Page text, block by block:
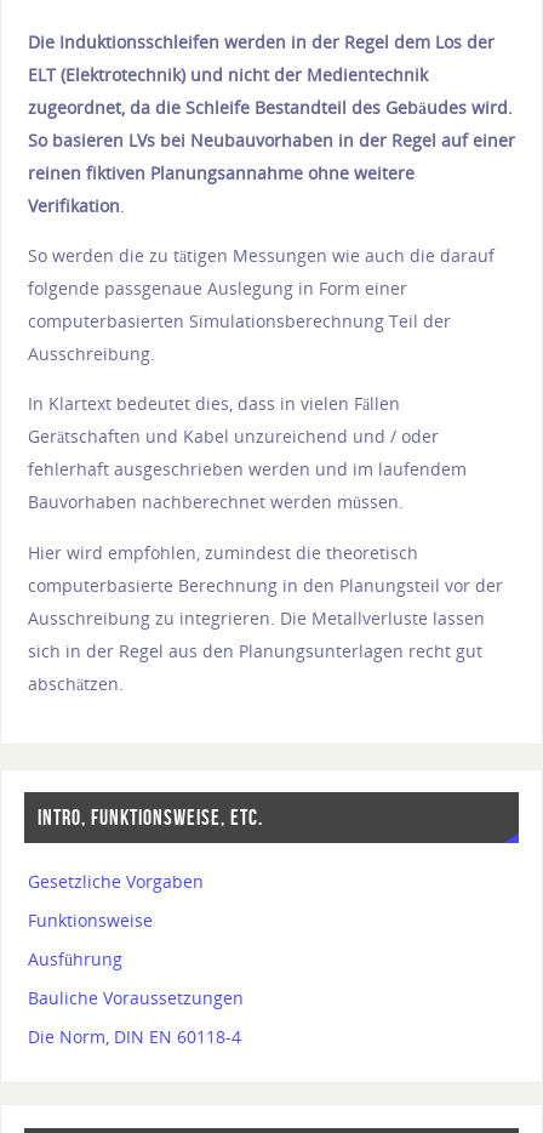
Die Induktionsschleifen werden in der Regel dem Los der
ELT (Elektrotechnik) und nicht der Medientechnik
zugeordnet, da die Schleife Bestandteil des Gebäudes wird.
So basieren LVs bei Neubauvorhaben in der Regel auf einer
reinen fiktiven Planungsannahme ohne weitere
Verifikation
So werden die zu tätigen Messungen wie auch die darauf
folgende passgenaue Auslegung in Form einer
computerbasierten Simulationsberechnung Teil der
Ausschreibung.
In Klartext bedeutet dies, dass in vielen Fällen
Gerätschaften und Kabel unzureichend und / oder
fehlerhaft ausgeschrieben werden und im laufendem
Bauvorhaben nachberechnet werden müssen.
Hier wird empfohlen, zumindest die theoretisch
computerbasierte Berechnung in den Planungsteil vor der
Ausschreibung zu integrieren. Die Metallverluste lassen
sich in der Regel aus den Planungsunterlagen recht gut
abschätzen.
INTRO, FUNKTIONSWEISE, ETC.
Gesetzliche Vorgaben
Funktionsweise
Ausführung
Bauliche Voraussetzungen
Die Norm, DIN EN 60118-4